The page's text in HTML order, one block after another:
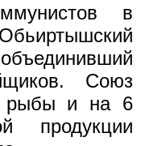
в
Союз
рыбы и на 6
продукции